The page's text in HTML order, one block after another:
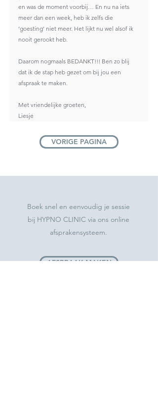
en was de moment voorbij… En nu na iets
meer dan een week, heb ik zelfs die
‘goesting’ niet meer. Het lijkt nu wel alsof ik
nooit gerookt heb.
Daarom nogmaals BEDANKT!!! Ben zo blij
dat ik de stap heb gezet om bij jou een
afspraak te maken.
Met vriendelijke groeten,
Liesje
VORIGE PAGINA
Boek snel en eenvoudig je sessie
bij HYPNO CLINIC via ons online
afsprakensysteem.
AFSPRAAK MAKEN